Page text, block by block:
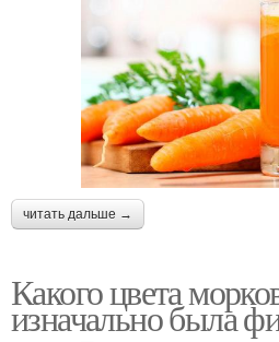
читать дальше →
Какого цвета
изначально была